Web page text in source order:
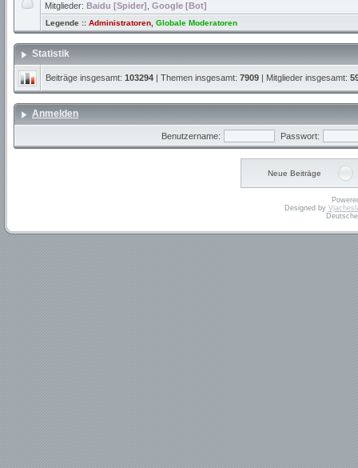
Mitglieder: Baidu [Spider] Google [Bot]
Legende :: Administratoren Globale Moderatoren
Statistik
Beiträge insgesamt: 103294 | Themen insgesamt: 7909 | Mitglieder insgesamt:
Anmelden
Benutzername: Passwort:
Neue Beiträge
Designed by